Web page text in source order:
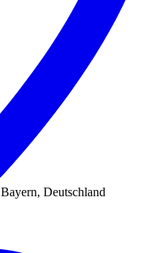
Bayern, Deutschland